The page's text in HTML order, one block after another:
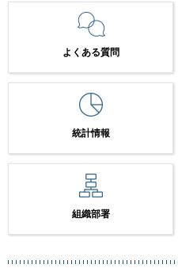
よくある質問
統計情報
組織部署